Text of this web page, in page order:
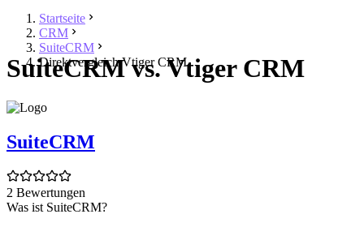
Startseite
CRM
SuiteCRM
Direktvergleich Vtiger CRM
SuiteCRM vs. Vtiger CRM
SuiteCRM
2 Bewertungen
Was ist SuiteCRM?